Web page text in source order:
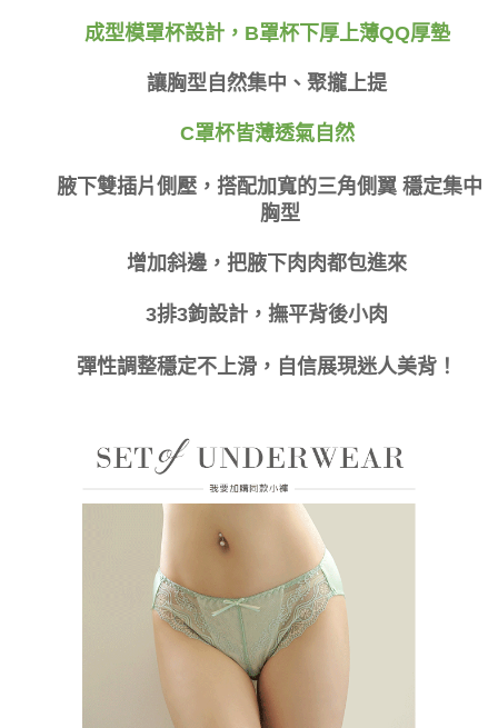
２．關於個人資料處理事宜，請瀏覽以下網址：
３．未成年的使用者請事先徵得法定代理人或監護人之同意方可使用
「AFTEE先享後付」，若未經同意申辦者引起之損失，本公司不負相關責
４．使用「AFTEE先享後付」時，將依據個別帳號之用戶狀況，依本公司即
請求用戶進行身份認證。
５．嚴禁一人註冊多個帳號或使用他人資訊註冊。若發現惡意使用之情形，
恩沛科技股份有限公司將有權停止該用戶之使用額度並採取法律行動。
每筆NT$80，滿NT$999(含以上)免運費
免運費
成型模罩杯設計， B罩杯下厚上薄QQ厚墊
讓胸型自然集中、聚攏上提
C罩杯皆薄透氣自然
腋下雙插片側壓，搭配加寬的三角側翼 穩定集中
胸型
增加斜邊，把腋下肉肉都包進來
3排3鉤設計，撫平背後小肉
彈性調整穩定不上滑，自信展現迷人美背！